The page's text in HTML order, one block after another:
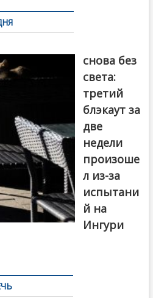
снова без
света:
третий
блэкаут за
две
недели
произоше
л из-за
испытани
й на
Ингури